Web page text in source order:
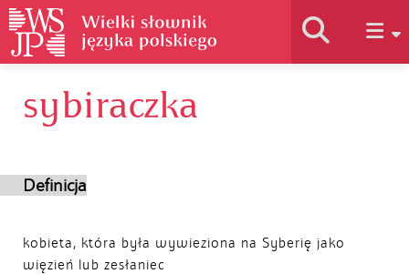
Historia słownika
sybiraczka
Definicja
kobieta, która była wywieziona na Syberię jako
więzień lub zesłaniec